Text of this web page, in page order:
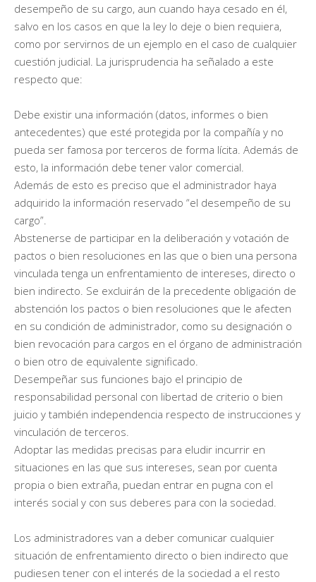
desempeño de su cargo, aun cuando haya cesado en él,
salvo en los casos en que la ley lo deje o bien requiera,
como por servirnos de un ejemplo en el caso de cualquier
cuestión judicial. La jurisprudencia ha señalado a este
respecto que:
Debe existir una información (datos, informes o bien
antecedentes) que esté protegida por la compañía y no
pueda ser famosa por terceros de forma lícita. Además de
esto, la información debe tener valor comercial.
Además de esto es preciso que el administrador haya
adquirido la información reservado “el desempeño de su
cargo”.
Abstenerse de participar en la deliberación y votación de
pactos o bien resoluciones en las que o bien una persona
vinculada tenga un enfrentamiento de intereses, directo o
bien indirecto. Se excluirán de la precedente obligación de
abstención los pactos o bien resoluciones que le afecten
en su condición de administrador, como su designación o
bien revocación para cargos en el órgano de administración
o bien otro de equivalente significado.
Desempeñar sus funciones bajo el principio de
responsabilidad personal con libertad de criterio o bien
juicio y también independencia respecto de instrucciones y
vinculación de terceros.
Adoptar las medidas precisas para eludir incurrir en
situaciones en las que sus intereses, sean por cuenta
propia o bien extraña, puedan entrar en pugna con el
interés social y con sus deberes para con la sociedad.
Los administradores van a deber comunicar cualquier
situación de enfrentamiento directo o bien indirecto que
pudiesen tener con el interés de la sociedad a el resto